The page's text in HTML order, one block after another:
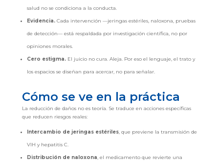
salud no se condiciona a la conducta.
Evidencia.Cada intervención —jeringas estériles, naloxona, pruebas
de detección— está respaldada por investigación científica, no por
opiniones morales.
Cero estigma.El juicio no cura. Aleja. Por eso el lenguaje, el trato y
los espacios se diseñan para acercar, no para señalar.
Cómo se ve en la práctica
La reducción de daños no es teoría. Se traduce en acciones específicas
que reducen riesgos reales:
Intercambio de jeringas estériles, que previene la transmisión de
VIH y hepatitis C.
Distribución de naloxona, el medicamento que revierte una